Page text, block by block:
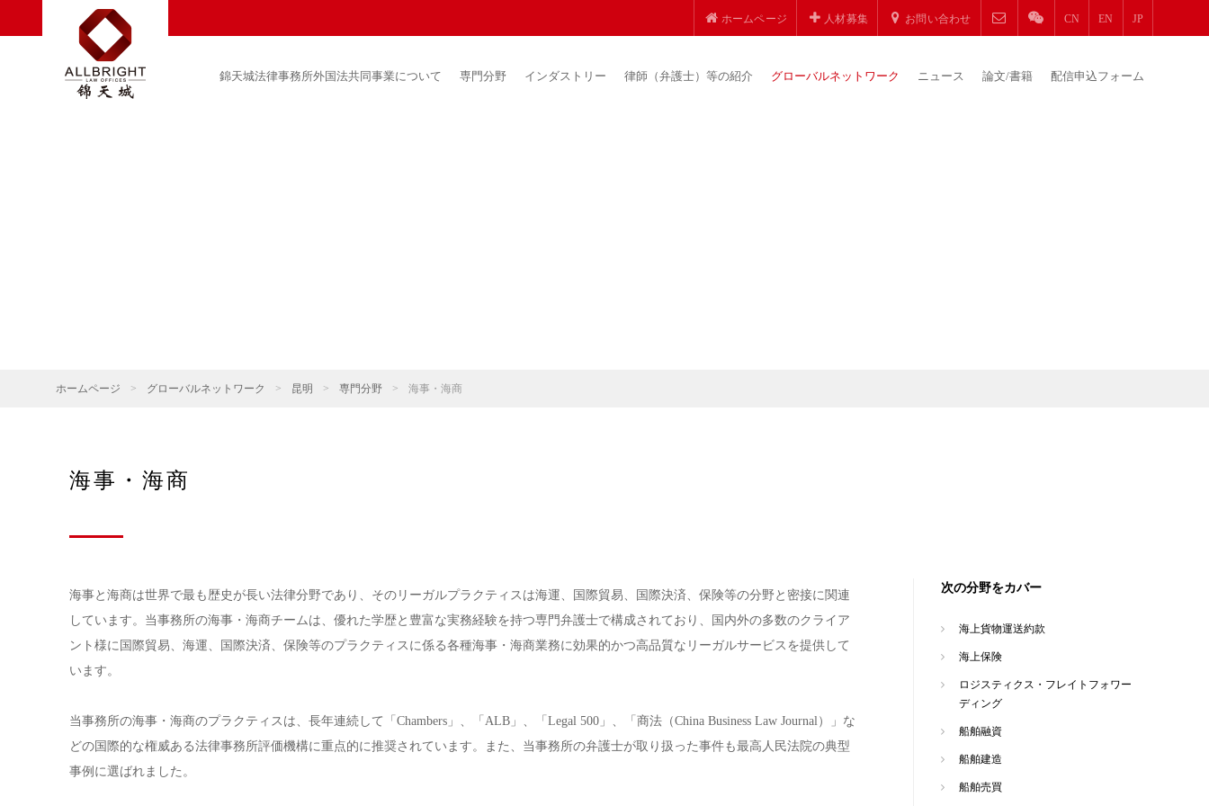
ホームページ 人材募集 お問い合わせ CN EN JP
錦天城法律事務所外国法共同事業について 専門分野 インダストリー 律師（弁護士）等の紹介 グローバルネットワーク ニュース 論文/書籍 配信申込フォーム
ホームページ > グローバルネットワーク > 昆明 > 専門分野 > 海事・海商
海事・海商
海事と海商は世界で最も歴史が長い法律分野であり、そのリーガルプラクティスは海運、国際貿易、国際決済、保険等の分野と密接に関連
しています。当事務所の海事・海商チームは、優れた学歴と豊富な実務経験を持つ専門弁護士で構成されており、国内外の多数のクライア
ント様に国際貿易、海運、国際決済、保険等のプラクティスに係る各種海事・海商業務に効果的かつ高品質なリーガルサービスを提供して
います。
当事務所の海事・海商のプラクティスは、長年連続して「Chambers」、「ALB」、「Legal 500」、「商法（China Business Law Journal）」な
どの国際的な権威ある法律事務所評価機構に重点的に推奨されています。また、当事務所の弁護士が取り扱った事件も最高人民法院の典型
事例に選ばれました。
次の分野をカバー
海上貨物運送約款
海上保険
ロジスティクス・フレイトフォワー
ディング
船舶融資
船舶建造
船舶売買